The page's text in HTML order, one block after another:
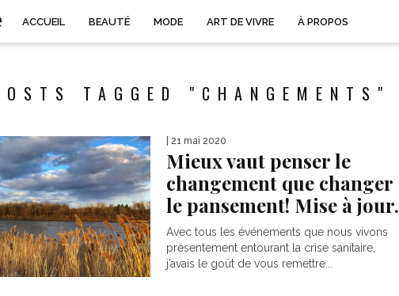
ACCUEIL BEAUTÉ MODE ART DE VIVRE À PROPOS
TAGGED "CHANGEMENTS"
| 21 mai 2020
Mieux vaut penser le
changement que changer
le pansement! Mise à jour.
Avec tous les événements que nous vivons
présentement entourant la crise sanitaire,
j’avais le goût de vous remettre...